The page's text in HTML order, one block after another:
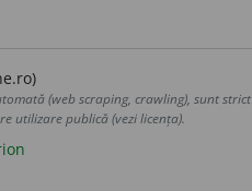
(web scraping, crawling), sunt strict
utilizare publică (vezi licența).